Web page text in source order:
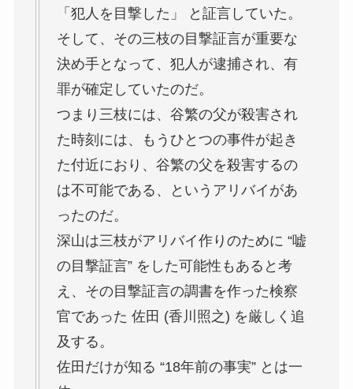
「犯人を目撃した」 と証言していた。
そして、その三枝の目撃証言が重要な
決め手となって、犯人が逮捕され、有
罪が確定していたのだ。
つまり三枝には、谷繁の父が殺害され
た時刻には、もうひとつの事件が起き
た付近におり、谷繁の父を殺害するの
は不可能である、というアリバイがあ
ったのだ。
深山は三枝がアリバイ作りのために “嘘
の目撃証言” をした可能性もあると考
え、その目撃証言の調書を作った検察
官であった 佐田 (香川照之) を厳しく追
及する。
佐田だけが知る “18年前の事実” とは一